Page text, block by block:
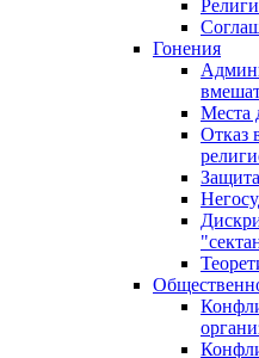
Гонения
Места
Отказ